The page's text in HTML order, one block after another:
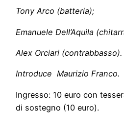
Tony Arco (batteria);
Emanuele Dell’Aquila
Alex Orciari (contrabbasso).
Introduce Maurizio Franco.
Ingresso: 10 euro con
di sostegno (10 euro).